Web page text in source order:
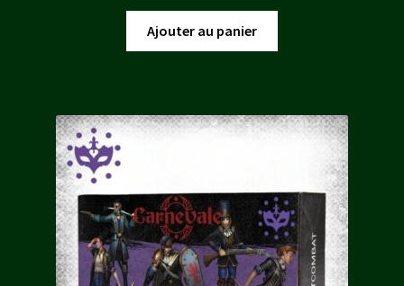
initial
était :
actuel
est :
Ajouter au panier